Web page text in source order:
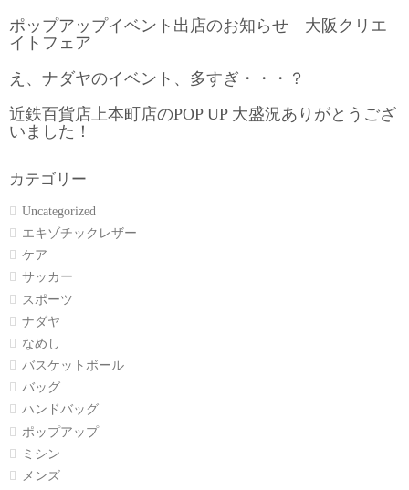
ポップアップイベント出店のお知らせ 大阪クリエ
イトフェア
え、ナダヤのイベント、多すぎ・・・？
近鉄百貨店上本町店のPOP UP 大盛況ありがとうござ
いました！
カテゴリー
Uncategorized
エキゾチックレザー
ケア
サッカー
スポーツ
ナダヤ
なめし
バスケットボール
バッグ
ハンドバッグ
ポップアップ
ミシン
メンズ